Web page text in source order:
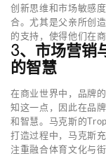
创新思维和市场敏感
合。尤其是父亲所创
的支持，使得他们在
3、市场营销
的智慧
在商业世界中，品牌
知这一点，因此在品
和智慧。马克斯的
打造过程中，马克斯
注重融合体育文化与